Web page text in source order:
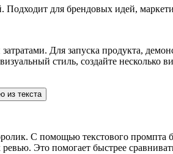
для брендовых идей,
Для запуска продукта,
стиль, создайте несколько
С помощью текстового промпта
Это помогает быстрее